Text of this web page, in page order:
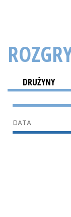
DRUŻYNY
DATA